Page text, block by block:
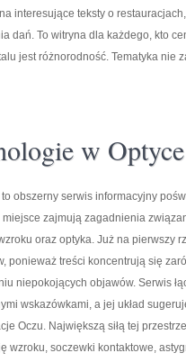
interesujące teksty o
dań. To witryna dla każdego, kto
jest różnorodność. Tematyka nie
w Optyce
to obszerny serwis informacyjny
zajmują zagadnienia
oraz optyka. Już na pierwszy
ponieważ treści koncentrują się
niepokojących objawów. Serwis
wskazówkami, a jej układ
Oczu. Największą siłą tej
wzroku, soczewki kontaktowe,